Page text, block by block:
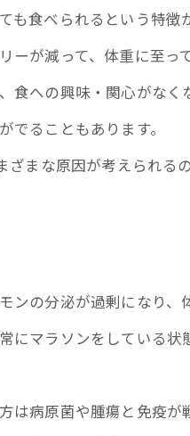
も食べられるという特
が減って、体重に至っ
食への興味・関心がな
ることもあります。
まな原因が考えられるの
の分泌が過剰になり、
マラソンをしている
病原菌や腫瘍と免疫が
お問